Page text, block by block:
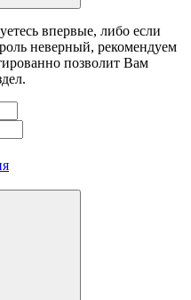
впервые, либо если
неверный, рекомендуем
позволит Вам